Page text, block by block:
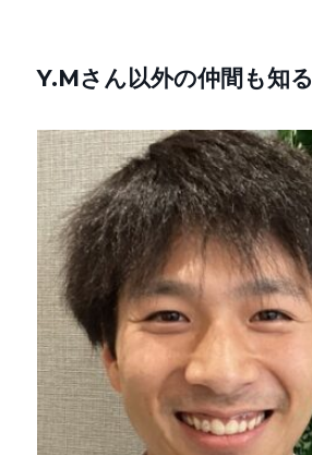
Y.Mさん以外の仲間も知る